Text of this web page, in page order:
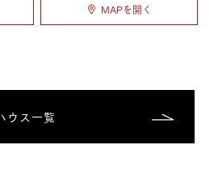
MAPを開く
ウス一覧